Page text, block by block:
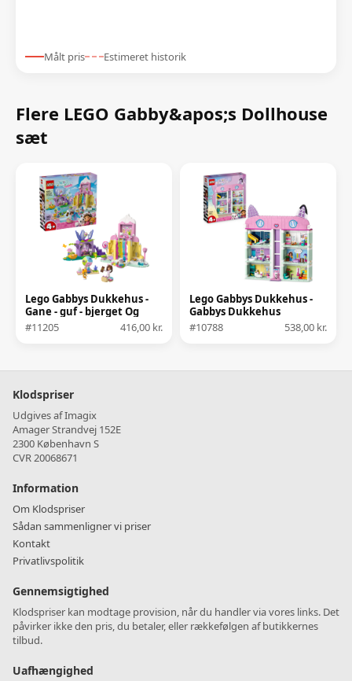
Målt pris Estimeret historik
Flere LEGO Gabby&apos;s Dollhouse
sæt
Lego Gabbys Dukkehus -
Gane - guf - bjerget Og
Kattehaven
#11205 416,00 kr.
Lego Gabbys Dukkehus -
Gabbys Dukkehus
#10788
538,00 kr.
Klodspriser
Udgives af Imagix
Amager Strandvej 152E
2300 København S
CVR 20068671
Information
Om Klodspriser
Sådan sammenligner vi priser
Kontakt
Privatlivspolitik
Gennemsigtighed
Klodspriser kan modtage provision, når du handler via vores links. Det
påvirker ikke den pris, du betaler, eller rækkefølgen af butikkernes
tilbud.
Uafhængighed